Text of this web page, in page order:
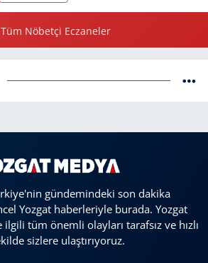
Tüm Nöbetçi Eczaneler
gündemindeki son dakika
Yozgat haberleriyle burada. Yozgat
tüm önemli olayları tarafsız ve hızlı
sizlere ulaştırıyoruz.